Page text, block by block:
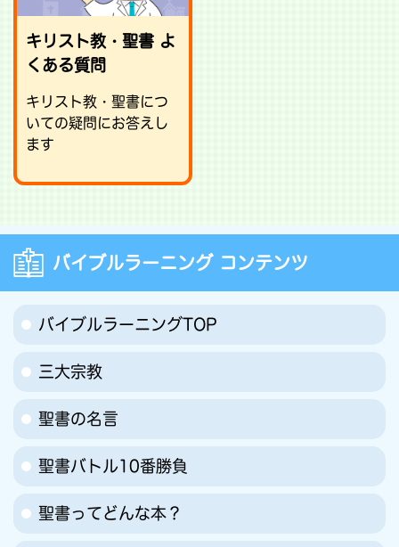
キリスト教・聖書 よ
くある質問
キリスト教・聖書につ
いての疑問にお答えし
ます
バイブルラーニング コンテンツ
バイブルラーニングTOP
三大宗教
聖書の名言
聖書バトル10番勝負
聖書ってどんな本？